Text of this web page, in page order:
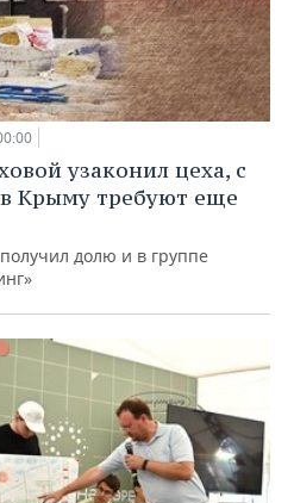
узаконил цеха, с
Крыму требуют еще
долю и в группе